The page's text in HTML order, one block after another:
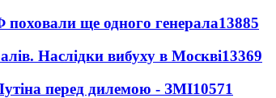
ще одного генерала13885
Наслідки вибуху в Москві13369
перед дилемою - ЗМІ10571